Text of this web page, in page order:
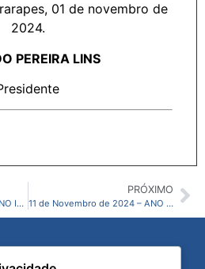
01 de novembro de
2024.
PEREIRA LINS
30 de Outubro de 2024 – ANO IX – N53 CMJG
PRÓXIMO
11 de Novembro de 2024 – ANO IX – N55 CMJG
Links Úteis